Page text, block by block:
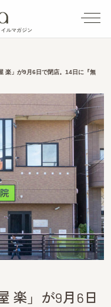
ルマガジン
楽」が9月6日で閉店。14日に『無
楽」が9月6日